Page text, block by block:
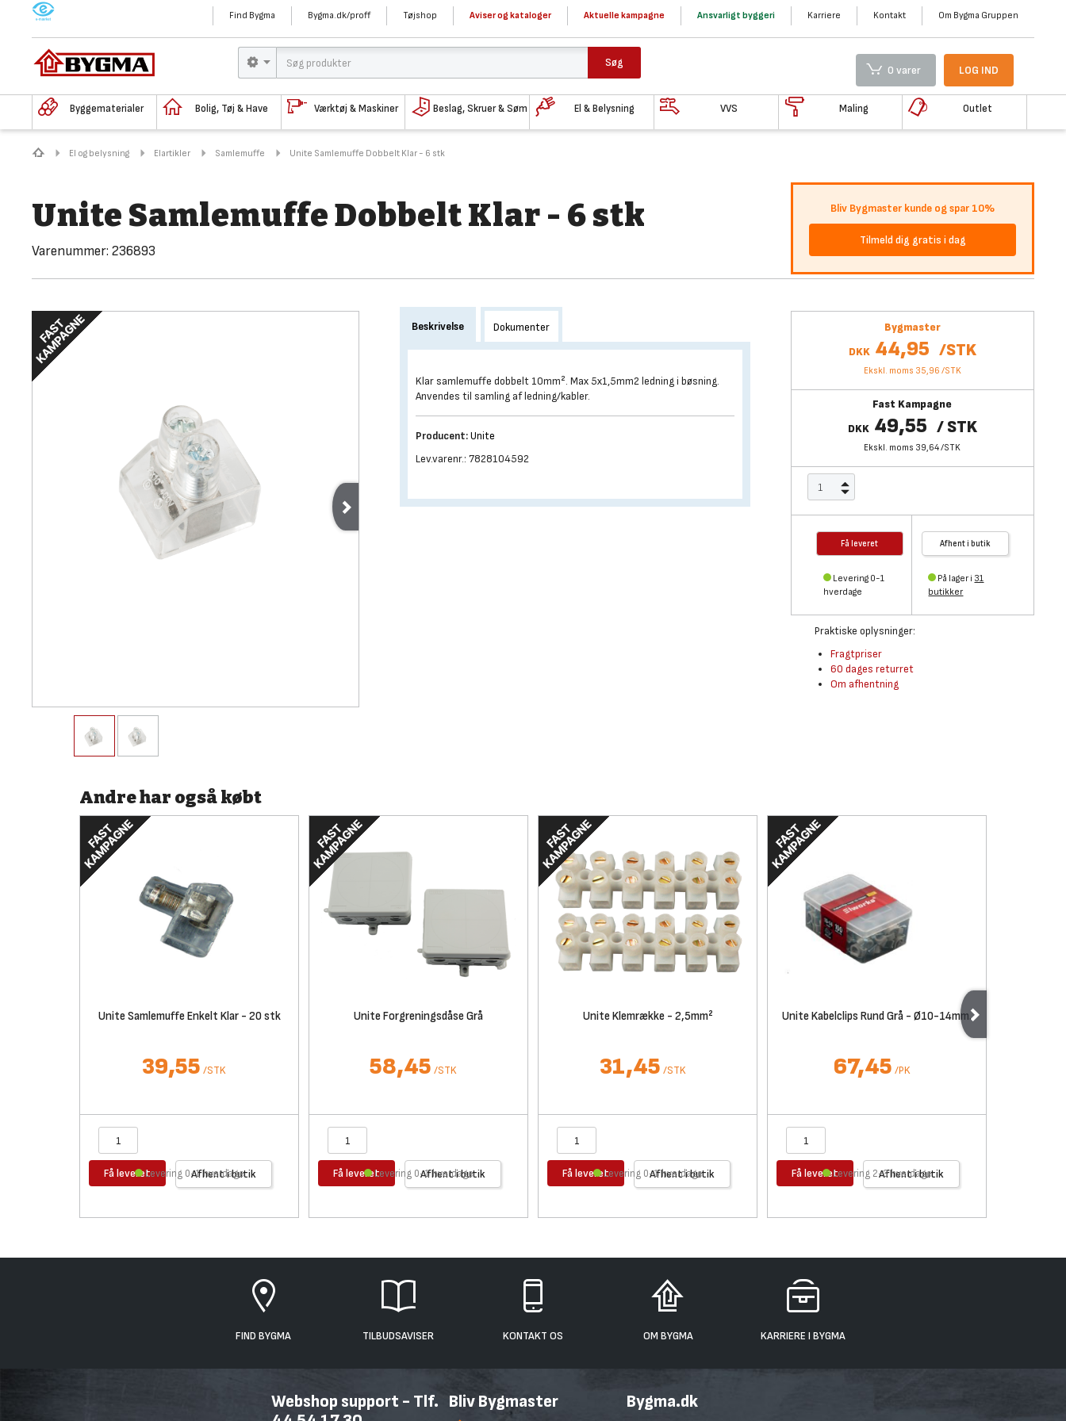
M Find Bygma Bygma.dk/proff Tøjshop Aviser og kataloger Aktuelle kampagne Ansvarligt byggeri Karriere Kontakt Om Bygma Gruppen
Søg
0 varer LOG IND
Byggematerialer Bolig, Tøj & Have Værktøj & Maskiner Beslag, Skruer & Søm El & Belysning VVS Maling Outlet
El og belysning Elartikler Samlemuffe Unite Samlemuffe Dobbelt Klar - 6 stk
Unite Samlemuffe Dobbelt Klar - 6 stk
Varenummer: 236893
Bliv Bygmaster kunde og spar 10%
Tilmeld dig gratis i dag
Bygmaster
DKK 44,95 /STK
Ekskl. moms 35,96 /STK
Fast Kampagne
DKK 49,55 /STK
Ekskl. moms 39,64/STK
Få leveret
Levering 0-1
hverdage
Afhent i butik
På lager i 31
butikker
Praktiske oplysninger:
Fragtpriser
60 dages returret
Om afhentning
Beskrivelse Dokumenter
Klar samlemuffe dobbelt 10mm². Max 5x1,5mm2 ledning i bøsning.
Anvendes til samling af ledning/kabler.
Producent:Unite
Lev.varenr.: 7828104592
Andre har også købt
Unite Samlemuffe Enkelt Klar - 20 stk
39,55 /STK
Få leveret Afhent i butik
Levering 0-1 hverdage
Unite Forgreningsdåse Grå
58,45 /STK
Få leveret Afhent i butik
Levering 0-1 hverdage
Unite Klemrække - 2,5mm²
31,45 /STK
Få leveret Afhent i butik
Levering 0-1 hverdage
Unite Kabelclips Rund Grå - Ø10-14mm.
67,45 /PK
Få leveret Afhent i butik
Levering 2-3 hverdage
FIND BYGMA TILBUDSAVISER KONTAKT OS OM BYGMA KARRIERE I BYGMA
Webshop support - Tlf. Bliv Bygmaster Bygma.dk